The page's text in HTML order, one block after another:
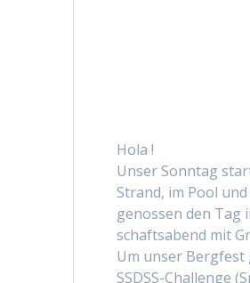
Hola !
Unser Son­ntag
Strand, im Pool
genossen den Tag
schaftsabend mit
Um unser
SSDSS-Chal­lenge